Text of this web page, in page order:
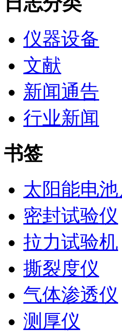
仪器设备
文献
新闻通告
行业新闻
书签
太阳能电
密封试验仪
拉力试验机
撕裂度仪
气体渗透仪
测厚仪